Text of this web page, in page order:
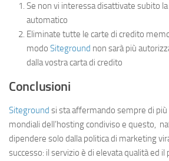
Se non vi interessa disattivate subito
automatico
Eliminate tutte le carte di credito
modo Siteground non sarà più
dalla vostra carta di credito
Conclusioni
Siteground si sta affermando sempre di
mondiali dell’hosting condiviso e questo,
dipendere solo dalla politica di marketing
successo: il servizio è di elevata qualità ed